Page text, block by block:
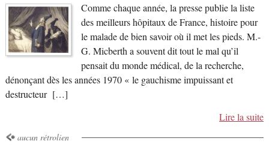
Comme chaque année, la presse publie la liste
des meilleurs hôpitaux de France, histoire pour
le malade de bien savoir où il met les pieds. M.-
G. Micberth a souvent dit tout le mal qu’il
pensait du monde médical, de la recherche,
dénonçant dès les années 1970 « le gauchisme impuissant et
destructeur […]
Lire la suite
aucun rétrolien